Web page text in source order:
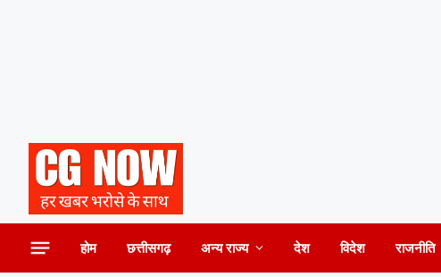
होम छत्तीसगढ़ अन्य राज्य देश विदेश राजनीति